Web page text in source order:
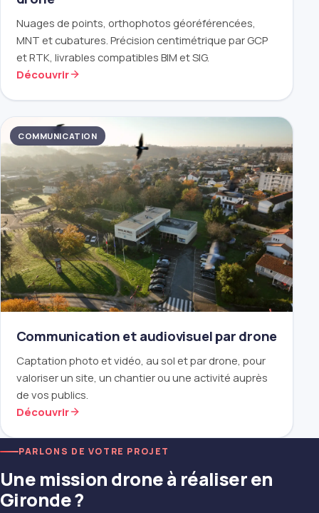
Nuages de points, orthophotos géoréférencées,
MNT et cubatures. Précision centimétrique par GCP
et RTK, livrables compatibles BIM et SIG.
Découvrir
COMMUNICATION
Communication et audiovisuel par drone
Captation photo et vidéo, au sol et par drone, pour
valoriser un site, un chantier ou une activité auprès
de vos publics.
Découvrir
PARLONS DE VOTRE PROJET
Une mission drone à réaliser en
Gironde ?